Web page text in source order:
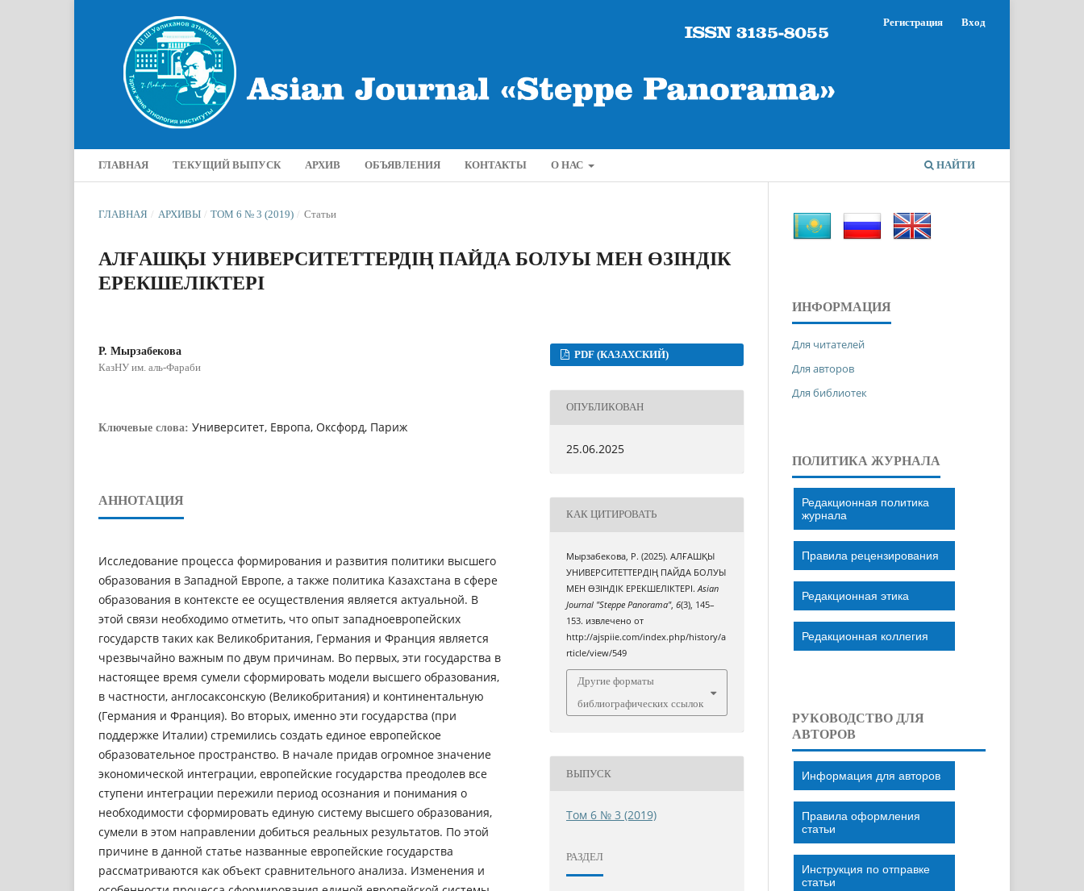
ГЛАВНАЯ ТЕКУЩИЙ ВЫПУСК АРХИВ ОБЪЯВЛЕНИЯ КОНТАКТЫ О НАС НАЙТИ
Регистрация Вход
ГЛАВНАЯ / АРХИВЫ / ТОМ 6 № 3 (2019) / Статьи
АЛҒАШҚЫ УНИВЕРСИТЕТТЕРДІҢ ПАЙДА БОЛУЫ МЕН ӨЗІНДІК
ЕРЕКШЕЛІКТЕРІ
Р. Мырзабекова
КазНУ им. аль-Фараби
Ключевые слова: Университет, Европа, Оксфорд, Париж
АННОТАЦИЯ
Исследование процесса формирования и развития политики высшего
образования в Западной Европе, а также политика Казахстана в сфере
образования в контексте ее осуществления является актуальной. В
этой связи необходимо отметить, что опыт западноевропейских
государств таких как Великобритания, Германия и Франция является
чрезвычайно важным по двум причинам. Во первых, эти государства в
настоящее время сумели сформировать модели высшего образования,
в частности, англосаксонскую (Великобритания) и континентальную
(Германия и Франция). Во вторых, именно эти государства (при
поддержке Италии) стремились создать единое европейское
образовательное пространство. В начале придав огромное значение
экономической интеграции, европейские государства преодолев все
ступени интеграции пережили период осознания и понимания о
необходимости сформировать единую систему высшего образования,
сумели в этом направлении добиться реальных результатов. По этой
причине в данной статье названные европейские государства
рассматриваются как объект сравнительного анализа. Изменения и
PDF (КАЗАХСКИЙ)
ОПУБЛИКОВАН
25.06.2025
КАК ЦИТИРОВАТЬ
Мырзабекова, Р. (2025). АЛҒАШҚЫ
УНИВЕРСИТЕТТЕРДІҢ ПАЙДА БОЛУЫ
МЕН ӨЗІНДІК ЕРЕКШЕЛІКТЕРІ.Asian
Journal "Steppe Panorama",6(3), 145–
153. извлечено от
http://ajspiie.com/index.php/history/a
rticle/view/549
Другие форматы
библиографических ссылок
ВЫПУСК
Том 6 № 3 (2019)
РАЗДЕЛ
ИНФОРМАЦИЯ
Для читателей
Для авторов
Для библиотек
ПОЛИТИКА ЖУРНАЛА
Редакционная политика
журнала
Правила рецензирования
Редакционная этика
Редакционная коллегия
РУКОВОДСТВО ДЛЯ
АВТОРОВ
Информация для авторов
Правила оформления
статьи
Инструкция по отправке
статьи